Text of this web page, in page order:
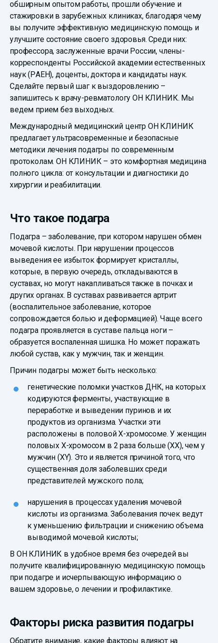
обширным опытом работы, прошли обучение и
стажировки в зарубежных клиниках, благодаря чему
вы получите эффективную медицинскую помощь и
улучшите состояние своего здоровья. Среди них:
профессора, заслуженные врачи России, члены-
корреспонденты Российской академии естественных
наук (РАЕН), доценты, доктора и кандидаты наук.
Сделайте первый шаг к выздоровлению –
запишитесь к врачу-ревматологу ОН КЛИНИК. Мы
ведем прием без выходных.
Международный медицинский центр ОН КЛИНИК
предлагает ультрасовременные и безопасные
методики лечения подагры по современным
протоколам. ОН КЛИНИК – это комфортная медицина
полного цикла: от консультации и диагностики до
хирургии и реабилитации.
Что такое подагра
Подагра – заболевание, при котором нарушен обмен
мочевой кислоты. При нарушении процессов
выведения ее избыток формирует кристаллы,
которые, в первую очередь, откладываются в
суставах, но могут накапливаться также в почках и
других органах. В суставах развивается артрит
(воспалительное заболевание, которое
сопровождается болью и деформацией). Чаще всего
подагра проявляется в суставе пальца ноги –
образуется воспаленная шишка. Но может поражать
любой сустав, как у мужчин, так и женщин.
Причин подагры может быть несколько:
генетические поломки участков ДНК, на которых
кодируются ферменты, участвующие в
переработке и выведении пуринов и их
продуктов из организма. Участки эти
расположены в половой Х-хромосоме. У женщин
половых Х-хромосом в 2 раза больше (ХХ), чем у
мужчин (XY). Это и является причиной того, что
существенная доля заболевших среди
представителей мужского пола;
нарушения в процессах удаления мочевой
кислоты из организма. Заболевания почек ведут
к уменьшению фильтрации и снижению объема
выводимой мочевой кислоты;
В ОН КЛИНИК в удобное время без очередей вы
получите квалифицированную медицинскую помощь
при подагре и исчерпывающую информацию о
вашем здоровье, о лечении и профилактике.
Факторы риска развития подагры
Обратите внимание, какие факторы влияют на